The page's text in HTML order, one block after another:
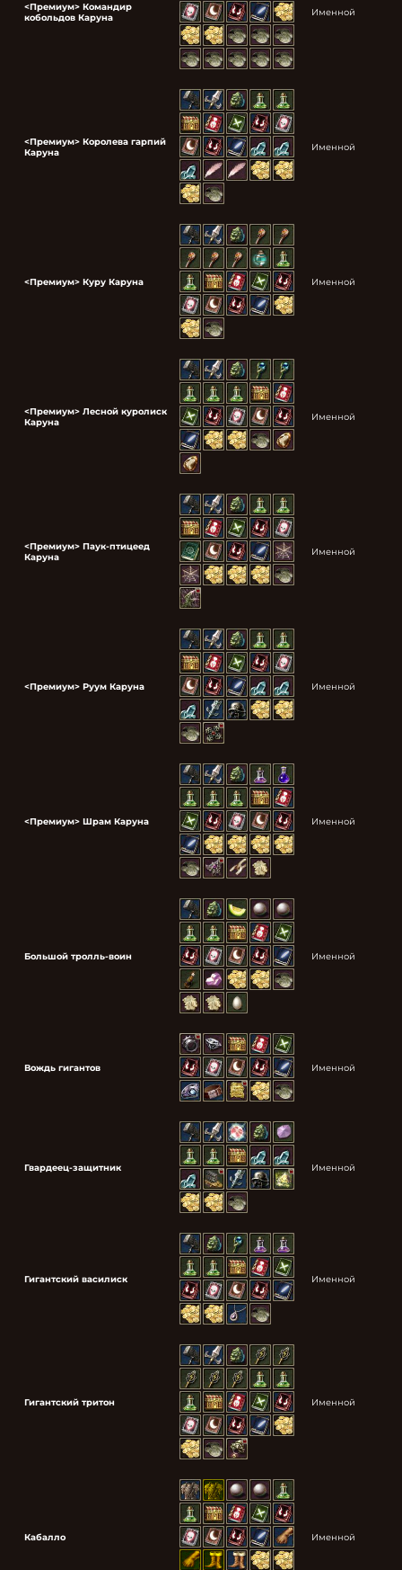
<Премиум> Командир
кобольдов Каруна
Именной
<Премиум> Королева гарпий
Каруна
Именной
<Премиум> Куру Каруна Именной
<Премиум> Лесной куролиск
Каруна
Именной
<Премиум> Паук-птицеед
Каруна
Именной
<Премиум> Руум Каруна Именной
<Премиум> Шрам Каруна Именной
Большой тролль-воин Именной
Вождь гигантов Именной
Гвардеец-защитник Именной
Гигантский василиск Именной
Гигантский тритон Именной
Кабалло Именной